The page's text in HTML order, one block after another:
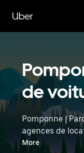
contenu
principal
Uber
de
Pomponne |
agences de
Uber Rent. Des
More